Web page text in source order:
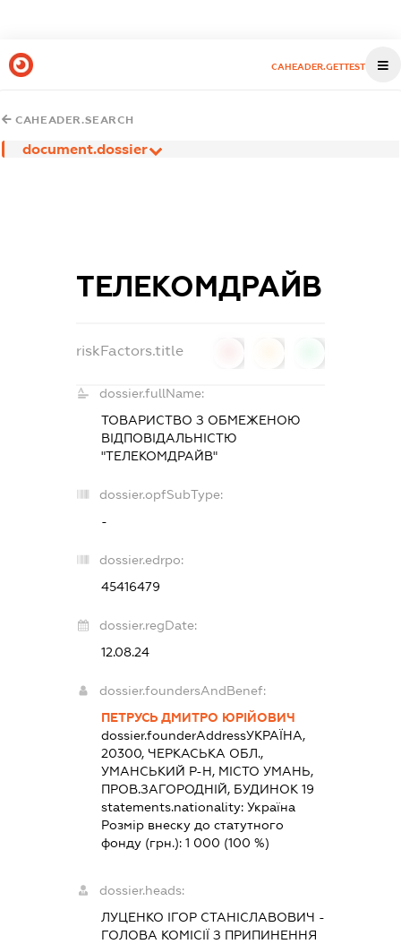
CAHEADER.GETTEST
CAHEADER.SEARCH
document.dossier
ТЕЛЕКОМДРАЙВ
riskFactors.title
dossier.fullName:
ТОВАРИСТВО З ОБМЕЖЕНОЮ
ВІДПОВІДАЛЬНІСТЮ
"ТЕЛЕКОМДРАЙВ"
dossier.opfSubType:
-
dossier.edrpo:
45416479
dossier.regDate:
12.08.24
dossier.foundersAndBenef:
ПЕТРУСЬ ДМИТРО ЮРІЙОВИЧ
dossier.founderAddressУКРАЇНА,
20300, ЧЕРКАСЬКА ОБЛ.,
УМАНСЬКИЙ Р-Н, МІСТО УМАНЬ,
ПРОВ.ЗАГОРОДНІЙ, БУДИНОК 19
statements.nationality: Україна
Розмір внеску до статутного
фонду (грн.): 1 000 (100 %)
dossier.heads:
ЛУЦЕНКО ІГОР СТАНІСЛАВОВИЧ -
ГОЛОВА КОМІСІЇ З ПРИПИНЕННЯ